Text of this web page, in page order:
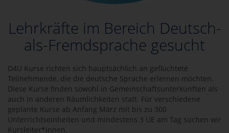
Lehrkräfte im Bereich Deutsch-
als-Fremdsprache gesucht
D4U Kurse richten sich hauptsächlich an geflüchtete
Teilnehmende, die die deutsche Sprache erlernen möchten.
Diese Kurse finden sowohl in Gemeinschaftsunterkünften als
auch in anderen Räumlichkeiten statt. Für verschiedene
geplante Kurse ab Anfang März mit bis zu 300
Unterrichtseinheiten und mindestens 3 UE am Tag suchen wir
Kursleiter*innen.